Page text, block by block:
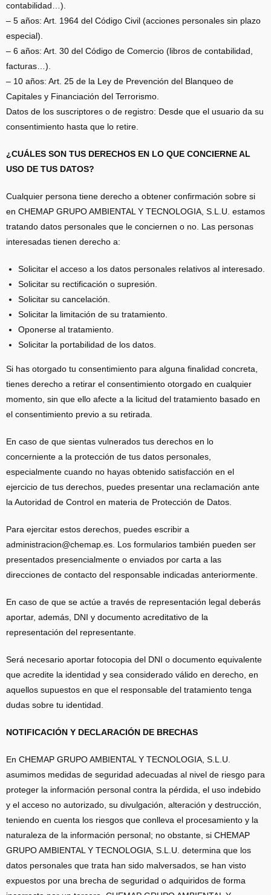
contabilidad…).
– 5 años: Art. 1964 del Código Civil (acciones personales sin plazo
especial).
– 6 años: Art. 30 del Código de Comercio (libros de contabilidad,
facturas…).
– 10 años: Art. 25 de la Ley de Prevención del Blanqueo de
Capitales y Financiación del Terrorismo.
Datos de los suscriptores o de registro: Desde que el usuario da su
consentimiento hasta que lo retire.
¿CUÁLES SON TUS DERECHOS EN LO QUE CONCIERNE AL
USO DE TUS DATOS?
Cualquier persona tiene derecho a obtener confirmación sobre si
en CHEMAP GRUPO AMBIENTAL Y TECNOLOGIA, S.L.U. estamos
tratando datos personales que le conciernen o no. Las personas
interesadas tienen derecho a:
Solicitar el acceso a los datos personales relativos al interesado.
Solicitar su rectificación o supresión.
Solicitar su cancelación.
Solicitar la limitación de su tratamiento.
Oponerse al tratamiento.
Solicitar la portabilidad de los datos.
Si has otorgado tu consentimiento para alguna finalidad concreta,
tienes derecho a retirar el consentimiento otorgado en cualquier
momento, sin que ello afecte a la licitud del tratamiento basado en
el consentimiento previo a su retirada.
En caso de que sientas vulnerados tus derechos en lo
concerniente a la protección de tus datos personales,
especialmente cuando no hayas obtenido satisfacción en el
ejercicio de tus derechos, puedes presentar una reclamación ante
la Autoridad de Control en materia de Protección de Datos.
Para ejercitar estos derechos, puedes escribir a
administracion@chemap.es. Los formularios también pueden ser
presentados presencialmente o enviados por carta a las
direcciones de contacto del responsable indicadas anteriormente.
En caso de que se actúe a través de representación legal deberás
aportar, además, DNI y documento acreditativo de la
representación del representante.
Será necesario aportar fotocopia del DNI o documento equivalente
que acredite la identidad y sea considerado válido en derecho, en
aquellos supuestos en que el responsable del tratamiento tenga
dudas sobre tu identidad.
NOTIFICACIÓN Y DECLARACIÓN DE BRECHAS
En CHEMAP GRUPO AMBIENTAL Y TECNOLOGIA, S.L.U.
asumimos medidas de seguridad adecuadas al nivel de riesgo para
proteger la información personal contra la pérdida, el uso indebido
y el acceso no autorizado, su divulgación, alteración y destrucción,
teniendo en cuenta los riesgos que conlleva el procesamiento y la
naturaleza de la información personal; no obstante, si CHEMAP
GRUPO AMBIENTAL Y TECNOLOGIA, S.L.U. determina que los
datos personales que trata han sido malversados, se han visto
expuestos por una brecha de seguridad o adquiridos de forma